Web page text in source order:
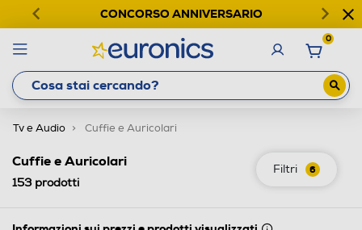
CONCORSO ANNIVERSARIO
0
Tv e Audio Cuffie e Auricolari
Filtri 6
Cuffie e Auricolari
153prodotti